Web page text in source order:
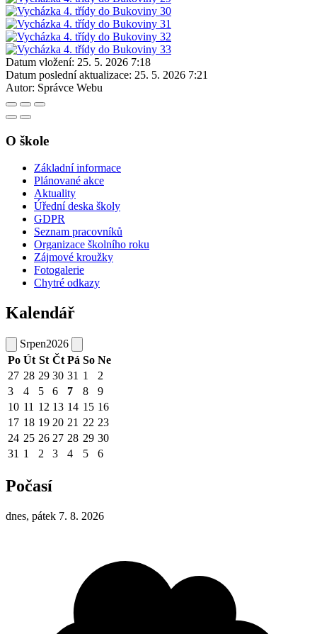
Datum vložení: 25. 5. 2026 7:18
Datum poslední aktualizace: 25. 5. 2026 7:21
Autor: Správce Webu
O škole
Základní informace
Plánované akce
Aktuality
Úřední deska školy
GDPR
Seznam pracovníků
Organizace školního roku
Zájmové kroužky
Fotogalerie
Chytré odkazy
Kalendář
Srpen2026
Po Út St Čt Pá So Ne
27 28 29 30 31 1
2
3
4 5 6 7 8
9
10 11 12 13 14 15 16
17 18 19 20 21 22 23
24 25 26 27 28 29 30
31 1 2 3 4 5 6
Počasí
dnes, pátek 7. 8. 2026